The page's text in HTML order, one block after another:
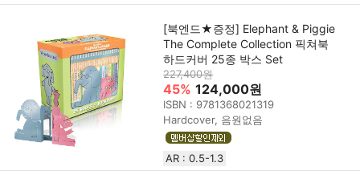
[북엔드★증정] Elephant & Piggie
The Complete Collection 픽쳐북
하드커버 25종 박스 Set
227,400원
45% 124,000원
ISBN : 9781368021319
Hardcover, 음원없음
AR : 0.5-1.3